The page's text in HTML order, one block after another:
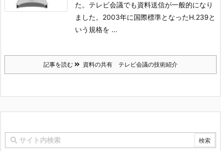
た。 テレビ会議でも資料送信が一般的になり
ました。2003年に国際標準となったH.239と
いう規格を ...
記事を読む 資料の共有 テレビ会議の技術紹介